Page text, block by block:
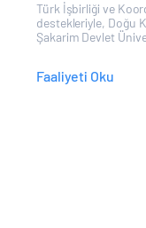
Türk İşbirliği ve
destekleriyle, Doğu
Şakarim Devlet
Faaliyeti Oku